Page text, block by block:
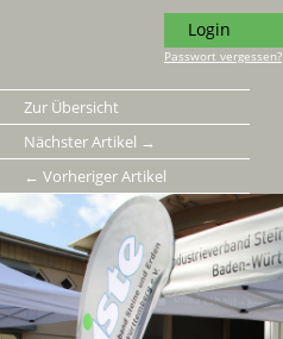
Login
Passwort vergessen?
Zur Übersicht
Nächster Artikel →
← Vorheriger Artikel